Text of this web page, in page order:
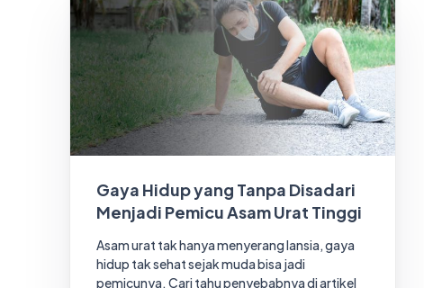
Gaya Hidup yang Tanpa Disadari
Menjadi Pemicu Asam Urat Tinggi
Asam urat tak hanya menyerang lansia, gaya
hidup tak sehat sejak muda bisa jadi
pemicunya. Cari tahu penyebabnya di artikel